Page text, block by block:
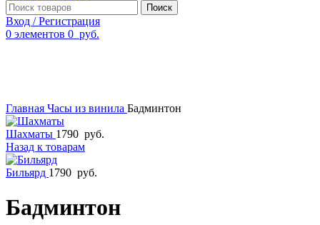
Поиск
Вход / Регистрация
0 элементов 0 руб.
Главная Часы из винила Бадминтон
Шахматы 1790 руб.
Назад к товарам
Бильярд 1790 руб.
Бадминтон